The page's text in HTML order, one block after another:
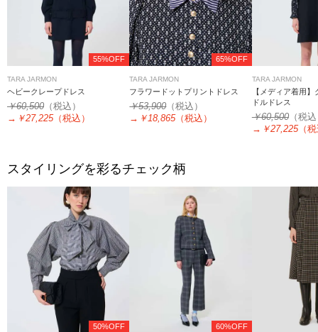
55%OFF
TARA JARMON
ヘビークレープドレス
￥60,500 （税込）
→ ￥27,225（税込）
65%OFF
TARA JARMON
フラワードットプリントドレス
￥53,900（税込）
→ ￥18,865（税込）
TARA JARMON
【メディア着用
ドルドレス
￥60,500（税
→ ￥27,225（
スタイリングを彩るチェック柄
50%OFF 60%OFF